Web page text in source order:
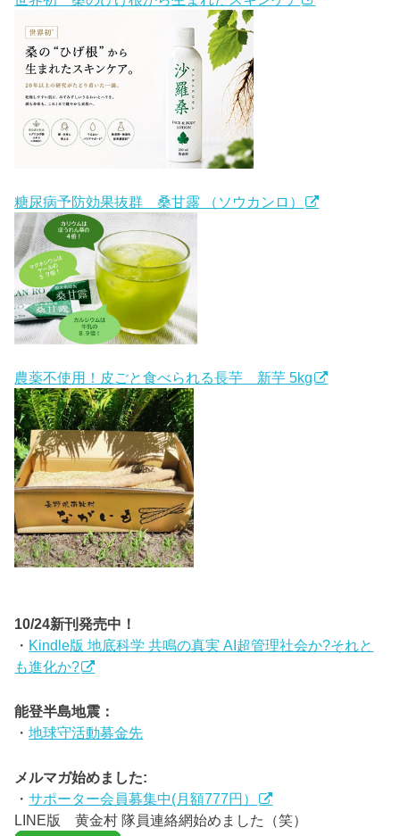
糖尿病予防効果抜群 桑甘露 （ソウカンロ）
農薬不使用！皮ごと食べられる長芋 新芋 5kg
10/24新刊発売中！
・ Kindle版 地底科学 共鳴の真実 AI超管理社会か?それと
も進化か?
能登半島地震：
・地球守活動募金先
メルマガ始めました:
・サポーター会員募集中(月額777円）
LINE版 黄金村 隊員連絡網始めました（笑）